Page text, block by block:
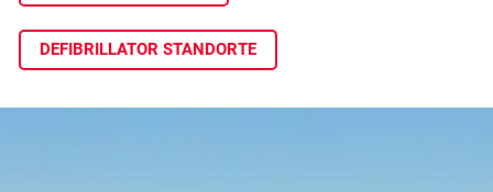
DEFIBRILLATOR STANDORTE